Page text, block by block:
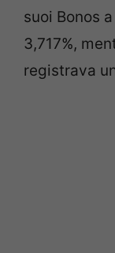
suoi Bonos
3,717%,
registrava